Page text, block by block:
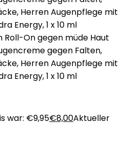
Roll-On gegen müde Haut
gegen Falten,
Herren Augenpflege mit
Energy, 1 x 10 ml
war: €9,95€8,00Aktueller